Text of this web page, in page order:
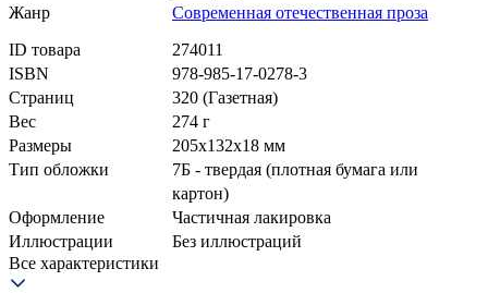
Жанр
Современная отечественная проза
ID товара
274011
ISBN
978-985-17-0278-3
Страниц
320 (Газетная)
Вес
274 г
Размеры
205x132x18 мм
Тип обложки
7Б - твердая (плотная бумага или
картон)
Оформление
Частичная лакировка
Иллюстрации
Без иллюстраций
Все характеристики